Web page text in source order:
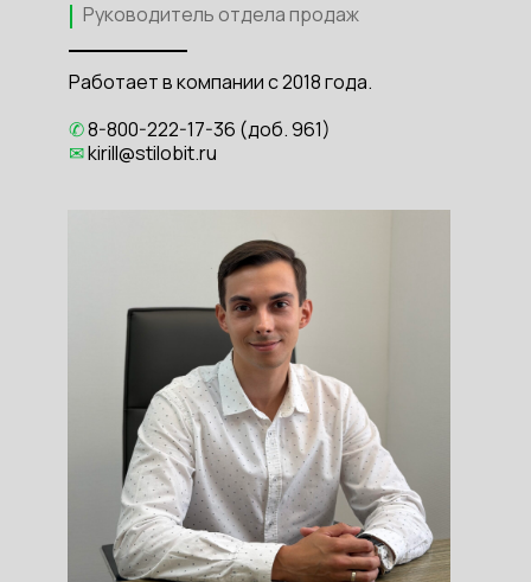
Работает в компании с 2018 года.
✆8-800-222-17-36 (доб. 961)
✉kirill@stilobit.ru
Руководитель отдела продаж